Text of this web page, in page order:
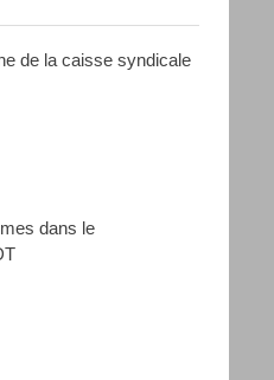
de la caisse syndicale
dans le